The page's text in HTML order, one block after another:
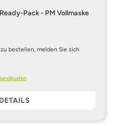
Pack - PM Vollmaske
bestellen, melden Sie sich
DETAILS